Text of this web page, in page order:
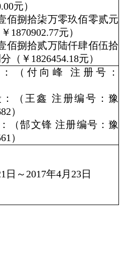
元）
佰捌拾柒万零玖佰零贰元
1870902.77元）
佰捌拾贰万陆仟肆佰伍拾
（￥ 1826454.18元）
（付向峰
注册号：
（王鑫 注册编号：豫
）
（郜文锋 注册编号：豫
）
日～ 2017年4月 23日